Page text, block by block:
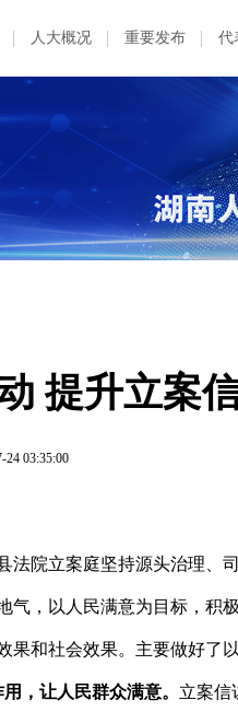
人大概况 重要发布 代
提升立案
24 03:35:00
法院立案庭坚持源头治理、
气，以人民满意为目标，积
果和社会效果。主要做好了
，让人民群众满意。 立案信